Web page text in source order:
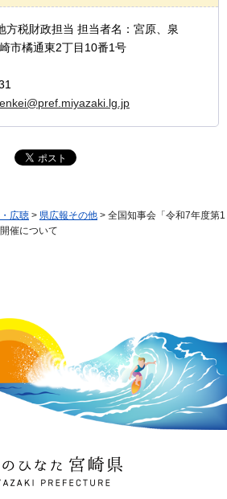
方税財政担当 担当者名：宮原、泉
市橘通東2丁目10番1号
広聴 > 県広報その他 > 全国知事会「令和7年度第1
催について
ひなた 宮崎県
PREFECTURE